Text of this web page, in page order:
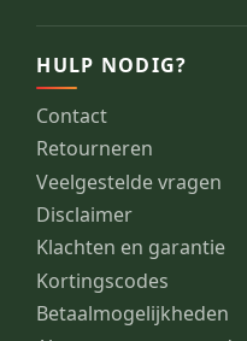
HULP NODIG?
Contact
Retourneren
Veelgestelde vragen
Disclaimer
Klachten en garantie
Kortingscodes
Betaalmogelijkheden